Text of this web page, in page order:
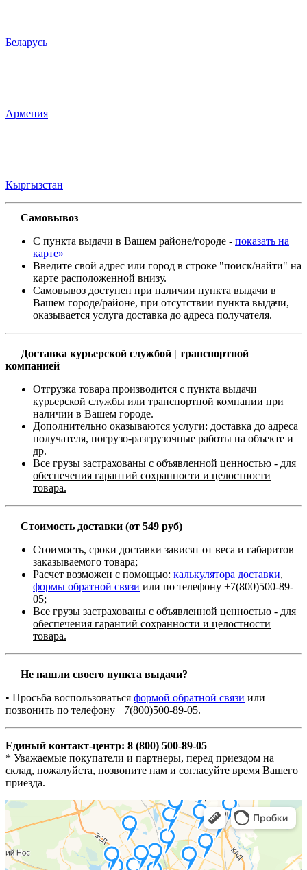
Беларусь
Армения
Кыргызстан
Самовывоз
С пункта выдачи в Вашем районе/городе - показать на
карте»
Введите свой адрес или город в строке "поиск/найти" на
карте расположенной внизу.
Самовывоз доступен при наличии пункта выдачи в
Вашем городе/районе, при отсутствии пункта выдачи,
оказывается услуга доставка до адреса получателя.
Доставка курьерской службой | транспортной
компанией
Отгрузка товара производится с пункта выдачи
курьерской службы или транспортной компании при
наличии в Вашем городе.
Дополнительно оказываются услуги: доставка до адреса
получателя, погрузо-разгрузочные работы на объекте и
др.
Все грузы застрахованы с объявленной ценностью - для
обеспечения гарантий сохранности и целостности
товара.
Стоимость доставки (от 549 руб)
Стоимость, сроки доставки зависят от веса и габаритов
заказываемого товара;
Расчет возможен с помощью: калькулятора доставки,
формы обратной связи или по телефону +7(800)500-89-
05;
Все грузы застрахованы с объявленной ценностью - для
обеспечения гарантий сохранности и целостности
товара.
Не нашли своего пункта выдачи?
• Просьба воспользоваться формой обратной связи или
позвонить по телефону +7(800)500-89-05.
Единый контакт-центр: 8 (800) 500-89-05
* Уважаемые покупатели и партнеры, перед приездом на
склад, пожалуйста, позвоните нам и согласуйте время Вашего
приезда.